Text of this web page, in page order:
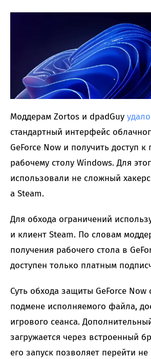
Моддерам Zortos и dpadGuy
стандартный интерфейс
GeForce Now и получить доступ
рабочему столу Windows. Для
использовали не сложный
а Steam.
Для обхода ограничений
и клиент Steam. По словам
получения рабочего стола в
доступен только платным
Суть обхода защиты GeForce Now
подмене исполняемого файла,
игрового сеанса.
загружается через встроенный
его запуск позволяет перейти